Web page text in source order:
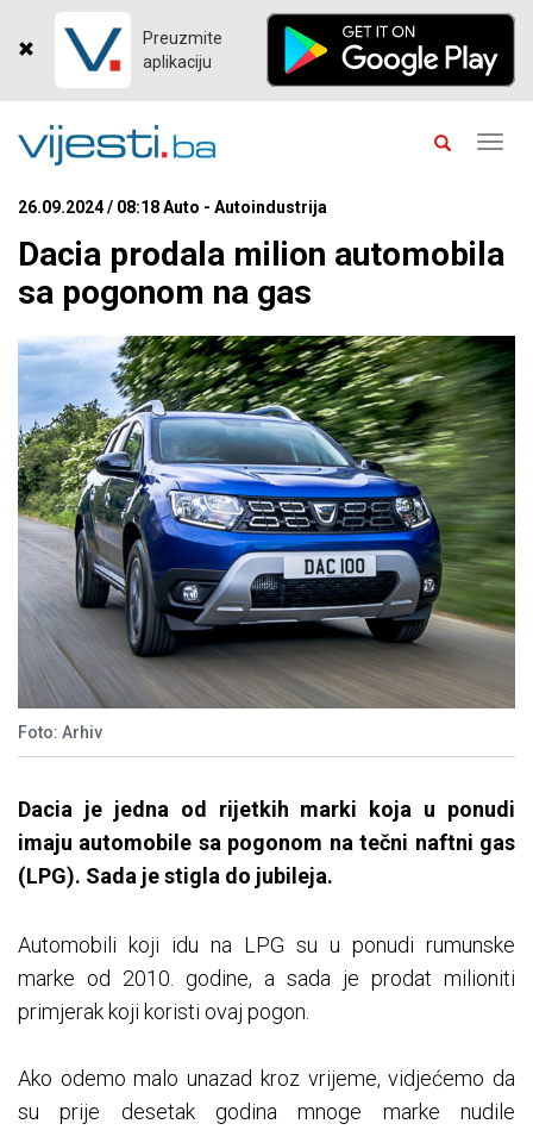
Preuzmite
aplikaciju
26.09.2024 / 08:18 Auto - Autoindustrija
Dacia prodala milion automobila
sa pogonom na gas
Foto: Arhiv
Dacia je jedna od rijetkih marki koja u ponudi
imaju automobile sa pogonom na tečni naftni gas
(LPG). Sada je stigla do jubileja.
Automobili koji idu na LPG su u ponudi rumunske
marke od 2010. godine, a sada je prodat milioniti
primjerak koji koristi ovaj pogon.
Ako odemo malo unazad kroz vrijeme, vidjećemo da
su prije desetak godina mnoge marke nudile